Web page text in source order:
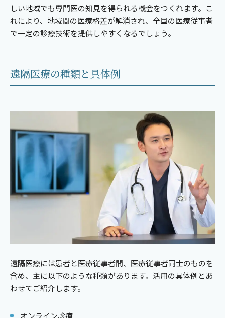
しい地域でも専門医の知見を得られる機会をつくれます。こ
れにより、地域間の医療格差が解消され、全国の医療従事者
で一定の診療技術を提供しやすくなるでしょう。
遠隔医療の種類と具体例
遠隔医療には患者と医療従事者間、医療従事者同士のものを
含め、主に以下のような種類があります。活用の具体例とあ
わせてご紹介します。